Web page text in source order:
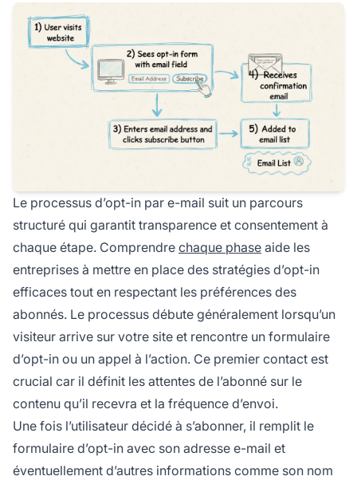
Le processus d’opt-in par e-mail suit un parcours
structuré qui garantit transparence et consentement à
chaque étape. Comprendre chaque phase aide les
entreprises à mettre en place des stratégies d’opt-in
efficaces tout en respectant les préférences des
abonnés. Le processus débute généralement lorsqu’un
visiteur arrive sur votre site et rencontre un formulaire
d’opt-in ou un appel à l’action. Ce premier contact est
crucial car il définit les attentes de l’abonné sur le
contenu qu’il recevra et la fréquence d’envoi.
Une fois l’utilisateur décidé à s’abonner, il remplit le
formulaire d’opt-in avec son adresse e-mail et
éventuellement d’autres informations comme son nom